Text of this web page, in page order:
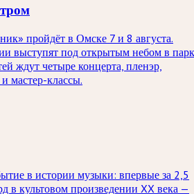
пройдёт в Омске 7 и 8 августа.
выступят под открытым небом в
ждут четыре концерта, пленэр,
мастер-классы.
в истории музыки: впервые за 2,5
в культовом произведении XX века —